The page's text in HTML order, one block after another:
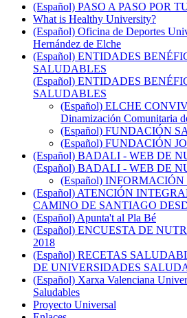
(Español) PASO A PASO POR
What is Healthy University?
(Español) Oficina de Deportes
Hernández de Elche
(Español) ENTIDADES
SALUDABLES
(Español) ENTIDADES
SALUDABLES
(Español) ELCHE
Dinamización Comunitaria
(Español) FUNDACIÓN
(Español) FUNDACIÓN
(Español) BADALI - WEB DE
(Español) BADALI - WEB DE
(Español)
(Español) ATENCIÓN
CAMINO DE SANTIAGO
(Español) Apunta't al Pla Bé
(Español) ENCUESTA DE
2018
(Español) RECETAS
DE UNIVERSIDADES
(Español) Xarxa Valenciana
Saludables
Proyecto Universal